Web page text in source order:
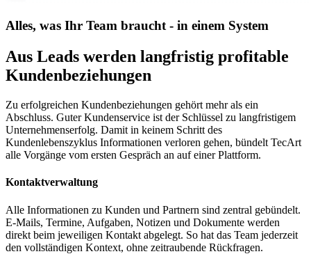
Alles, was Ihr Team braucht - in einem System
Aus Leads werden langfristig profitable
Kundenbeziehungen
Zu erfolgreichen Kundenbeziehungen gehört mehr als ein
Abschluss. Guter Kundenservice ist der Schlüssel zu langfristigem
Unternehmenserfolg. Damit in keinem Schritt des
Kundenlebenszyklus Informationen verloren gehen, bündelt TecArt
alle Vorgänge vom ersten Gespräch an auf einer Plattform.
Kontaktverwaltung
Alle Informationen zu Kunden und Partnern sind zentral gebündelt.
E-Mails, Termine, Aufgaben, Notizen und Dokumente werden
direkt beim jeweiligen Kontakt abgelegt. So hat das Team jederzeit
den vollständigen Kontext, ohne zeitraubende Rückfragen.